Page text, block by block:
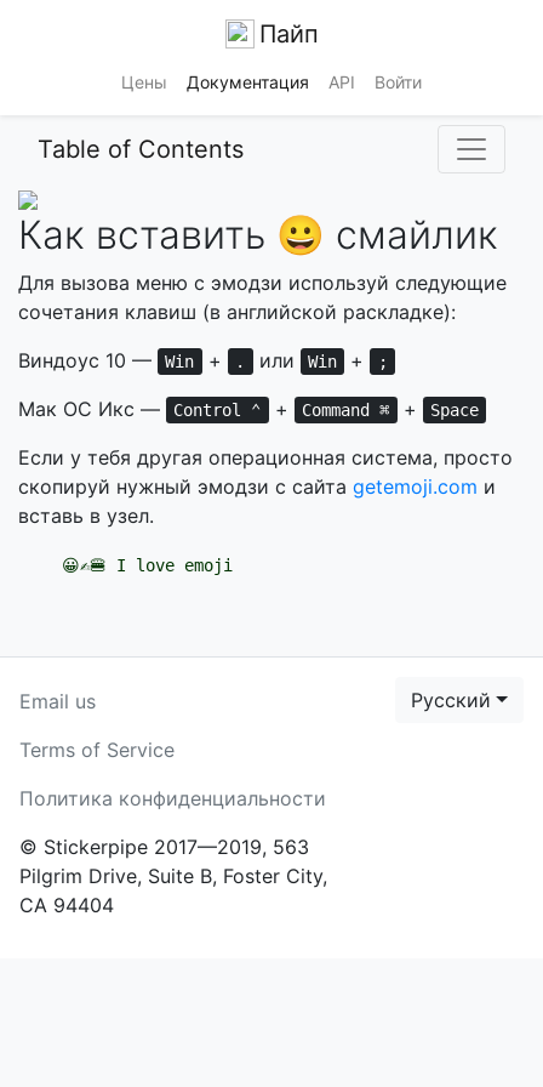
Пайп
Цены Документация API Войти
Table of Contents
Как вставить 😀 смайлик
Для вызова меню с эмодзи используй следующие
сочетания клавиш (в английской раскладке):
Виндоус 10 —
Win + . или Win + ;
Мак ОС Икс — Control ⌃ + Command ⌘ + Space
Если у тебя другая операционная система, просто
скопируй нужный эмодзи с сайта getemoji.com и
вставь в узел.
😀✍️🍔 I love emoji
Email us
Terms of Service
Политика конфиденциальности
© Stickerpipe 2017—2019, 563
Pilgrim Drive, Suite B, Foster City,
CA 94404
Русский